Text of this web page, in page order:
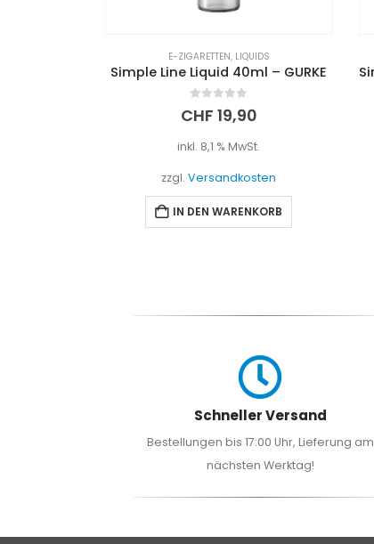
E-ZIGARETTEN, LIQUIDS
Simple Line Liquid 40ml – GURKE
out of 5
CHF19,90
inkl. 8,1 % MwSt.
zzgl. Versandkosten
IN DEN WARENKORB
Schneller Versand
Bestellungen bis 17:00 Uhr, Lieferung am
nächsten Werktag!